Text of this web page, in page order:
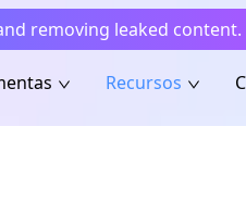
removing leaked content.
Recursos